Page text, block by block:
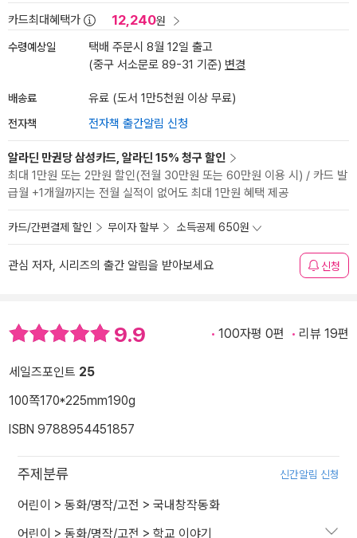
카드최대혜택가 12,240원
수령예상일
택배 주문시 8월 12일 출고
(중구 서소문로 89-31 기준) 변경
배송료 유료 (도서 1만5천원 이상 무료)
전자책 전자책 출간알림 신청
알라딘 만권당 삼성카드, 알라딘 15% 청구 할인
최대 1만원 또는 2만원 할인(전월 30만원 또는 60만원 이용 시) / 카드 발
급월 +1개월까지는 전월 실적이 없어도 최대 1만원 혜택 제공
카드/간편결제 할인 무이자 할부 소득공제 650원
관심 저자, 시리즈의 출간 알림을 받아보세요 신청
9.9 100자평 0편 리뷰 19편
세일즈포인트 25
100쪽170*225mm190g
ISBN 9788954451857
주제분류 신간알림 신청
어린이 > 동화/명작/고전 > 국내창작동화
어린이 > 동화/명작/고전 > 학교 이야기